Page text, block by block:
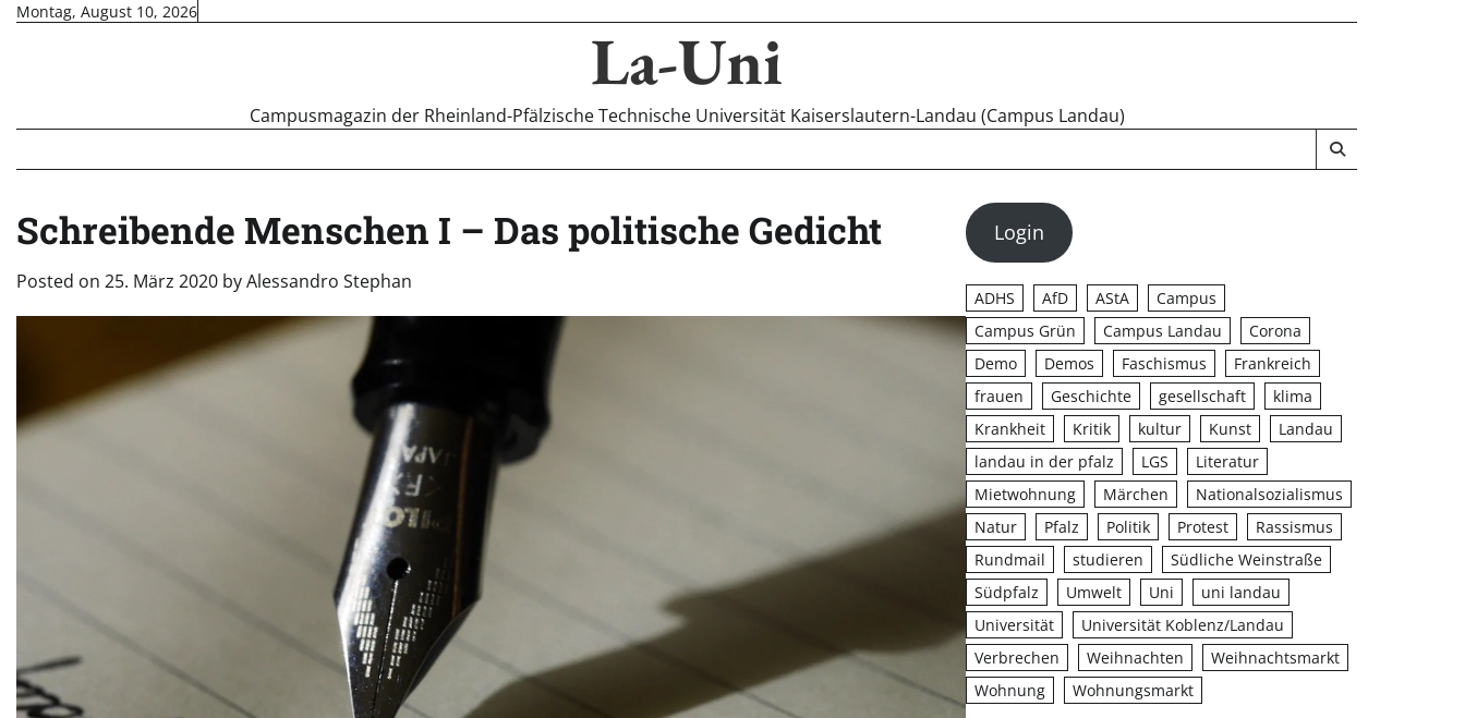
SkipMontag, August 10, 2026
La-Uni
Campusmagazin der Rheinland-Pfälzische Technische Universität Kaiserslautern-Landau (Campus Landau)
Schreibende Menschen I – Das politische Gedicht
Posted on 25. März 2020 byAlessandro Stephan
Login
ADHS AfD AStA
Campus
Campus Grün
Campus Landau
Corona
Demo
Demos Faschismus
Frankreich
frauen
Geschichte gesellschaft
klima
Krankheit
Kritik kultur Kunst
Landau
landau in der pfalz
LGS
Literatur
Mietwohnung
Märchen
Nationalsozialismus
Natur
Pfalz Politik Protest
Rassismus
Rundmail
studieren
Südliche Weinstraße
Südpfalz
Umwelt Uni
uni landau
Universität
Universität Koblenz/Landau
Verbrechen
Weihnachten
Weihnachtsmarkt
Wohnung
Wohnungsmarkt